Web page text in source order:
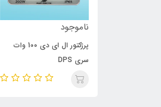
ناموجود
پرژکتور ال ای دی 100 وات
سری DPS